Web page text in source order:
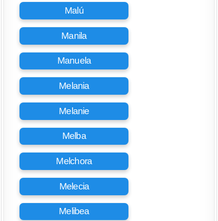
Malú
Manila
Manuela
Melania
Melanie
Melba
Melchora
Melecia
Melibea